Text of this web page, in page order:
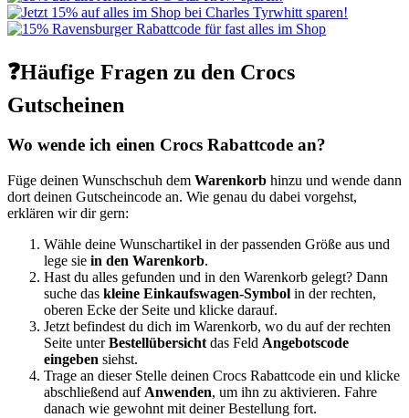
❓Häufige Fragen zu den Crocs
Gutscheinen
Wo wende ich einen Crocs Rabattcode an?
Füge deinen Wunschschuh dem Warenkorb hinzu und wende dann
dort deinen Gutscheincode an. Wie genau du dabei vorgehst,
erklären wir dir gern:
Wähle deine Wunschartikel in der passenden Größe aus und
lege sie in den Warenkorb.
Hast du alles gefunden und in den Warenkorb gelegt? Dann
suche das kleine Einkaufswagen-Symbol in der rechten,
oberen Ecke der Seite und klicke darauf.
Jetzt befindest du dich im Warenkorb, wo du auf der rechten
Seite unterBestellübersicht das Feld Angebotscode
eingeben siehst.
Trage an dieser Stelle deinen Crocs Rabattcode ein und klicke
abschließend auf Anwenden, um ihn zu aktivieren. Fahre
danach wie gewohnt mit deiner Bestellung fort.